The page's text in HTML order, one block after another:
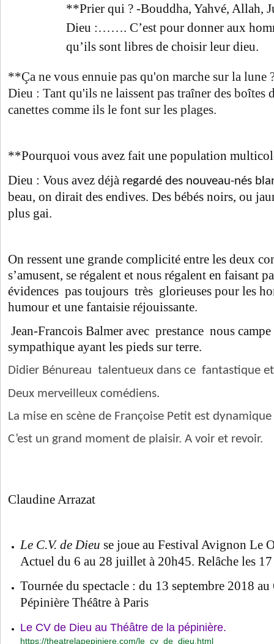
**Prier qui ? -Bouddha, Yahvé, Allah,
Dieu :……. C’est pour donner aux
qu’ils sont libres de choisir leur dieu.
**Ça ne vous ennuie pas qu'on marche sur la lune
Dieu : Tant qu'ils ne laissent pas traîner des boîtes
canettes comme ils le font sur les plages.
**Pourquoi vous avez fait une population
Dieu : Vous avez déjà regardé des nouveau-nés
beau, on dirait des endives. Des bébés noirs, ou
plus gai.
On ressent une grande complicité entre les deux
s’amusent, se régalent et nous régalent en faisant
évidences pas toujours très glorieuses pour les
humour et une fantaisie réjouissante.
Jean-Francois Balmer avec prestance nous
sympathique ayant les pieds sur terre.
Didier Bénureau talentueux dans ce fantastique
Deux merveilleux comédiens.
La mise en scène de Françoise Petit est
C’est un grand moment de plaisir. A voir et revoir.
Claudine Arrazat
Le C.V. de Dieu se joue au Festival Avignon Le
Actuel du 6 au 28 juillet à 20h45. Relâche les
Tournée du spectacle : du 13 septembre 2018
Pépinière Théâtre à Paris
Le CV de Dieu au Théâtre de la pépinière.
https://theatrelapepiniere.com/le_cv_de_dieu.html